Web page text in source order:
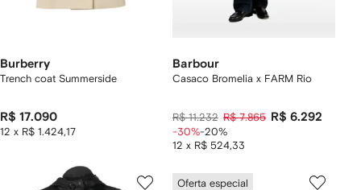
Burberry
Trench coat Summerside​
R$ 17.090
12 x R$ 1.424,17
Barbour
Casaco Bromelia x FARM Rio
R$ 11.232 R$ 7.865 R$ 6.292
12 x R$ 524,33
-30%-20%
Oferta especial